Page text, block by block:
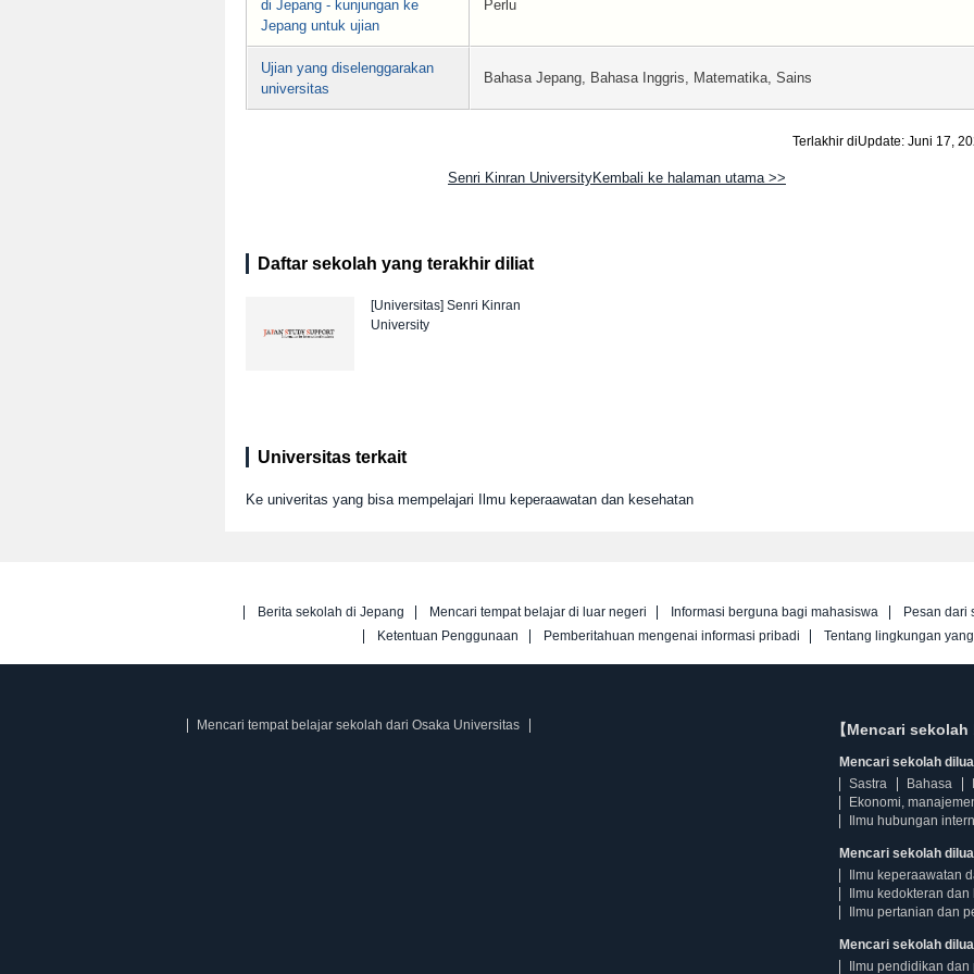
di Jepang - kunjungan ke
Jepang untuk ujian
Perlu
Ujian yang diselenggarakan
universitas
Bahasa Jepang, Bahasa Inggris, Matematika, Sains
Terlakhir diUpdate: Juni 17,
Senri Kinran UniversityKembali ke halaman utama >>
Daftar sekolah yang terakhir diliat
[Universitas] Senri Kinran
University
Universitas terkait
Ke univeritas yang bisa mempelajari Ilmu keperaawatan dan kesehatan
Berita sekolah di Jepang Mencari tempat belajar di luar negeri Informasi berguna bagi mahasiswa
Pesan dari
Ketentuan Penggunaan
Pemberitahuan mengenai informasi pribadi Tentang lingkungan
Mencari tempat belajar sekolah dari Osaka Universitas 【Mencari
Mencari sekolah
Sastra
Bahasa
Ekonomi,
Ilmu hubungan
Mencari sekolah
Ilmu keperaawatan
Ilmu kedokteran
Ilmu pertanian dan
Mencari sekolah
Ilmu pendidikan